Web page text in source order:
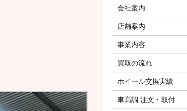
会社案内
店舗案内
事業内容
買取の流れ
ホイール交換実績
車高調 注文・取付